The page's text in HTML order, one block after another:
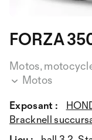
FORZA
Motos,
Motos
Exposant :
Bracknell